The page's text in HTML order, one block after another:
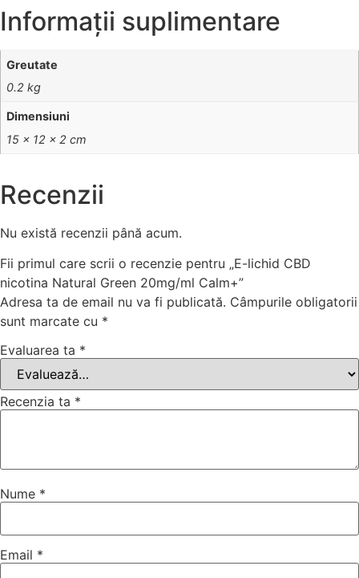
Informații suplimentare
Greutate
0.2 kg
Dimensiuni
15 × 12 × 2 cm
Recenzii
Nu există recenzii până acum.
Fii primul care scrii o recenzie pentru „E-lichid CBD
nicotina Natural Green 20mg/ml Calm+”
Adresa ta de email nu va fi publicată. Câmpurile obligatorii
sunt marcate cu *
Evaluarea ta *
Recenzia ta *
Nume *
Email *